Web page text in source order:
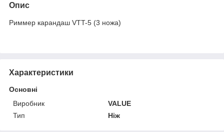
Опис
Риммер карандаш VTT-5 (3 ножа)
Характеристики
Основні
Виробник
VALUE
Тип
Ніж